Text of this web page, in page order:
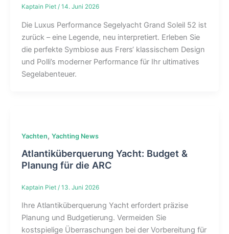
Kaptain Piet / 14. Juni 2026
Die Luxus Performance Segelyacht Grand Soleil 52 ist
zurück – eine Legende, neu interpretiert. Erleben Sie
die perfekte Symbiose aus Frers‘ klassischem Design
und Polli’s moderner Performance für Ihr ultimatives
Segelabenteuer.
Yachten, Yachting News
Atlantiküberquerung Yacht: Budget &
Planung für die ARC
Kaptain Piet / 13. Juni 2026
Ihre Atlantiküberquerung Yacht erfordert präzise
Planung und Budgetierung. Vermeiden Sie
kostspielige Überraschungen bei der Vorbereitung für